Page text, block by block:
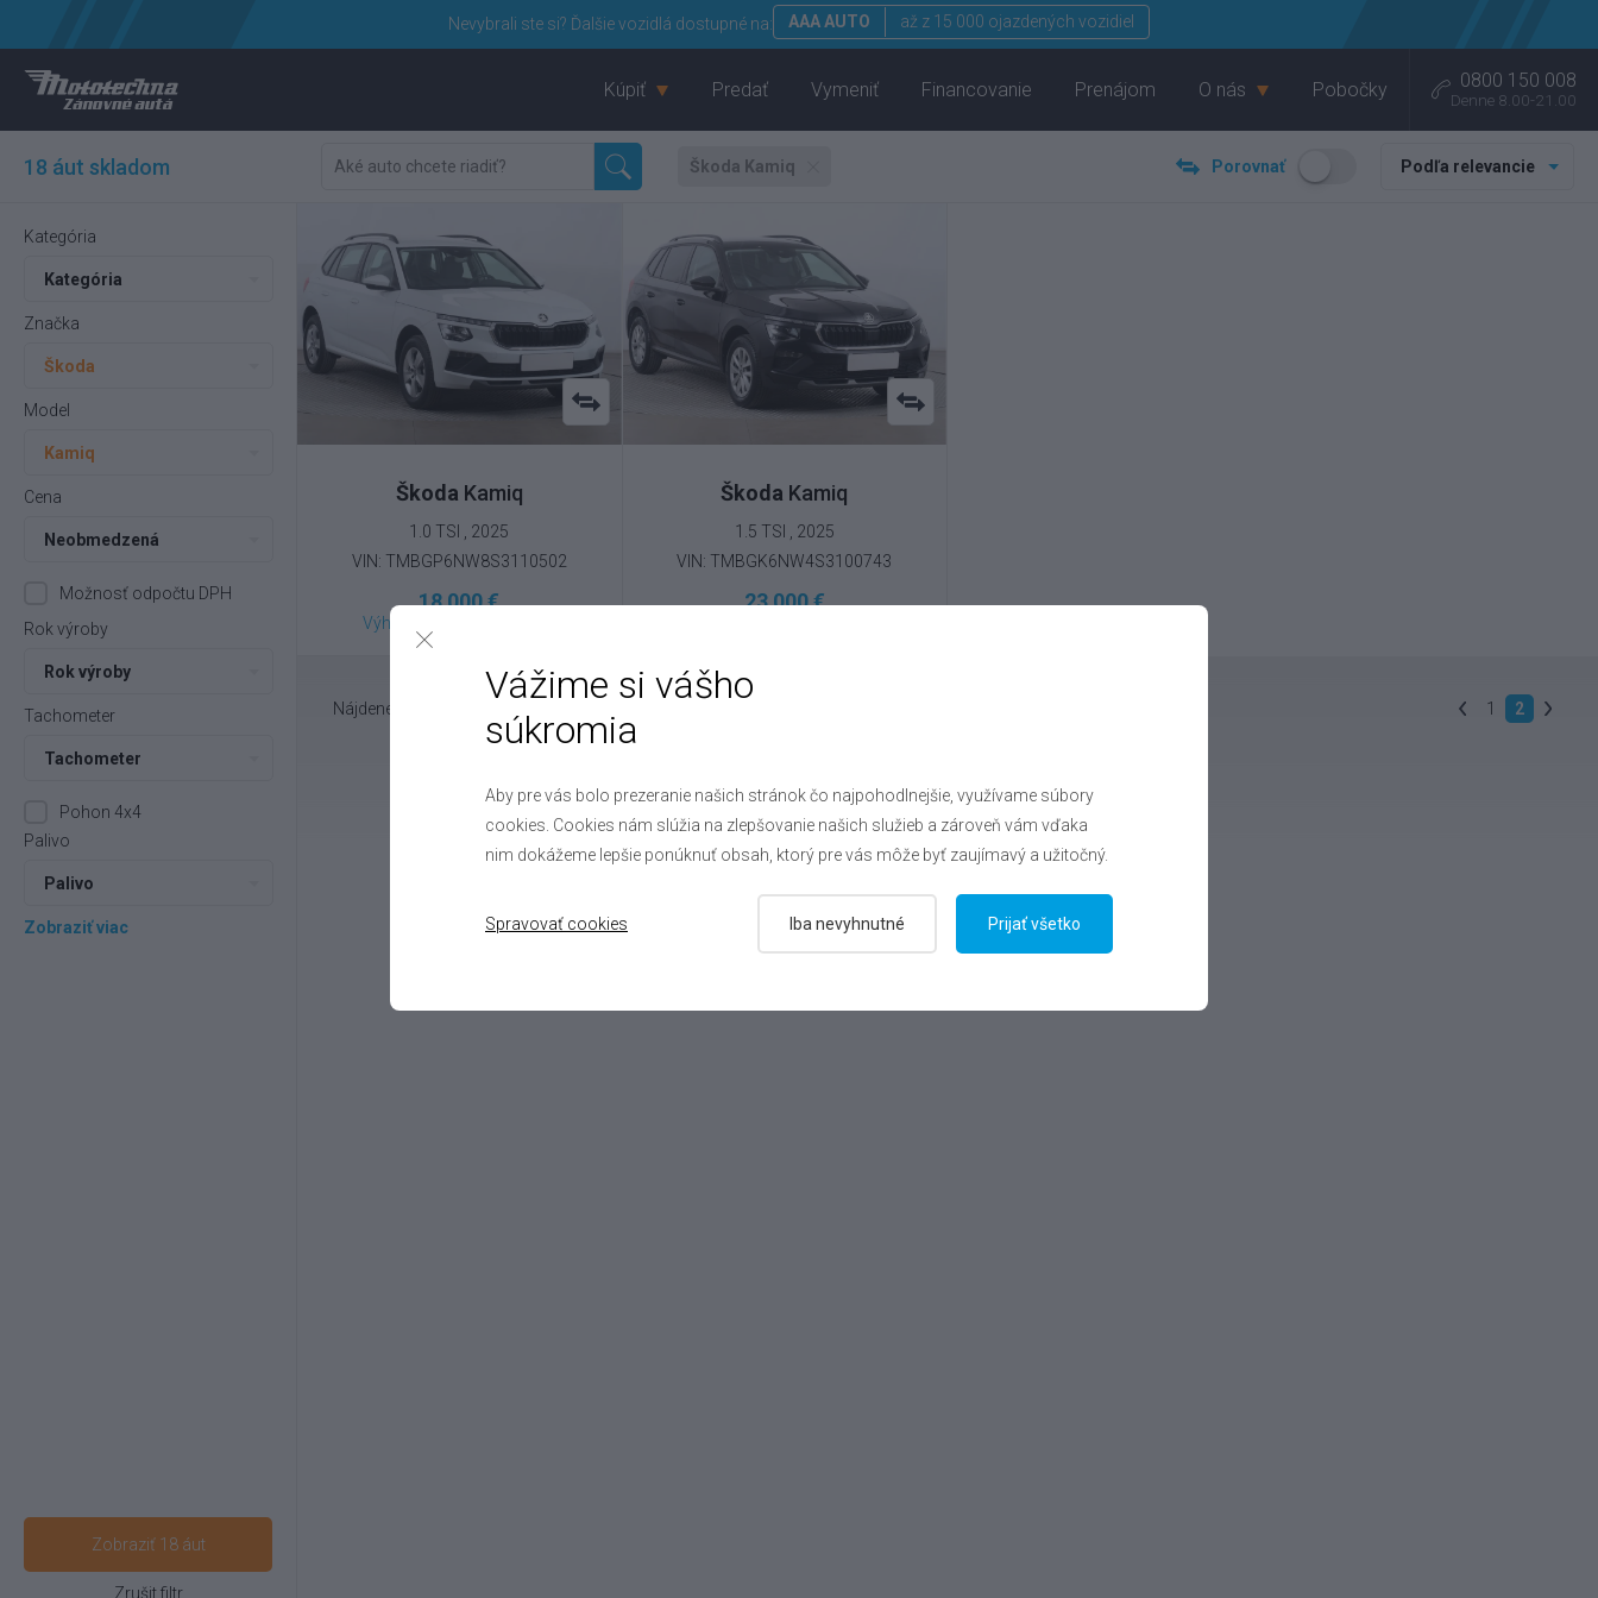
Nevybrali ste si? Ďalšie vozidlá dostupné na: AAA AUTO až z 15 000 ojazdených vozidiel
Kúpiť Predať Vymeniť Financovanie Prenájom O nás Pobočky 0800 150 008
Denne 8.00-21.00
18 áut skladom Škoda Kamiq Porovnať Podľa relevancie
Zobraziť 18 áut
Zrušit filtr
Kategória
Kategória
Značka
Škoda
Model
Kamiq
Cena
Neobmedzená
Možnosť odpočtu DPH
Rok výroby
Rok výroby
Tachometer
Tachometer
Pohon 4x4
Palivo
Palivo
Zobraziť viac
Škoda Kamiq
1.0 TSI , 2025
VIN: TMBGP6NW8S3110502
18 000 €
Výhodné splátky na mieru
Škoda Kamiq
1.5 TSI , 2025
VIN: TMBGK6NW4S3100743
23 000 €
Nájdené 1 2
Vážime si vášho
súkromia
Aby pre vás bolo prezeranie našich stránok čo najpohodlnejšie, využívame súbory
cookies. Cookies nám slúžia na zlepšovanie našich služieb a zároveň vám vďaka
nim dokážeme lepšie ponúknuť obsah, ktorý pre vás môže byť zaujímavý a užitočný.
Spravovať cookies Iba nevyhnutné Prijať všetko